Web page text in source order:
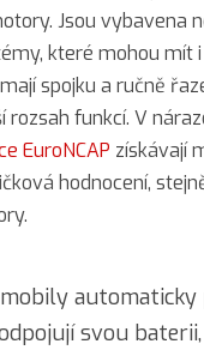
Jsou vybavena
které mohou mít
spojku a ručně
rozsah funkcí. V
EuroNCAP získávají
hodnocení,
automaticky
svou